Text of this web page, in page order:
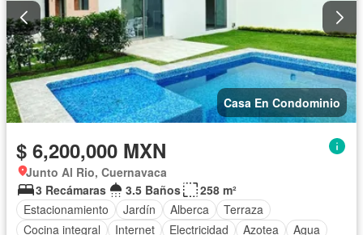
Casa En Condominio
$ 6,200,000 MXN
Junto Al Rio, Cuernavaca
3 Recámaras
3.5 Baños
258 m²
Estacionamiento
Jardín Alberca
Terraza
Cocina integral
Internet Electricidad Azotea
Agua